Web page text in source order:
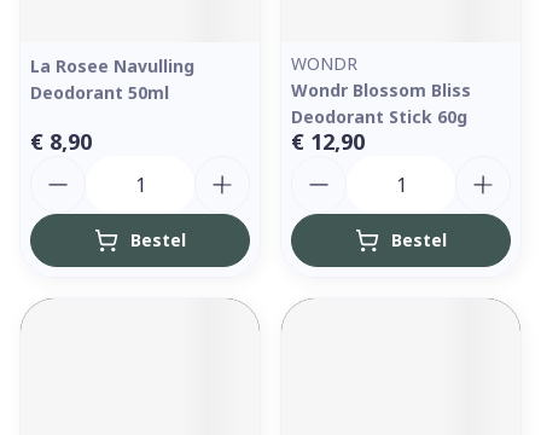
La Rosee Navulling
Deodorant 50ml
€ 8,90
Bestel
WONDR
Wondr Blossom Bliss
Deodorant Stick 60g
€ 12,90
Bestel